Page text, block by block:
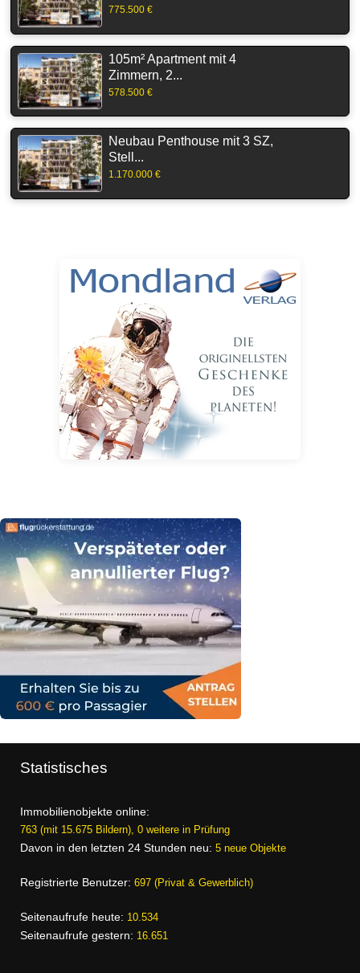
775.500 €
105m² Apartment mit 4
Zimmern, 2...
578.500 €
Neubau Penthouse mit 3 SZ,
Stell...
1.170.000 €
Statistisches
Immobilienobjekte online:
763 (mit 15.675 Bildern), 0 weitere in Prüfung
Davon in den letzten 24 Stunden neu: 5 neue Objekte
Registrierte Benutzer: 697 (Privat & Gewerblich)
Seitenaufrufe heute: 10.534
Seitenaufrufe gestern: 16.651